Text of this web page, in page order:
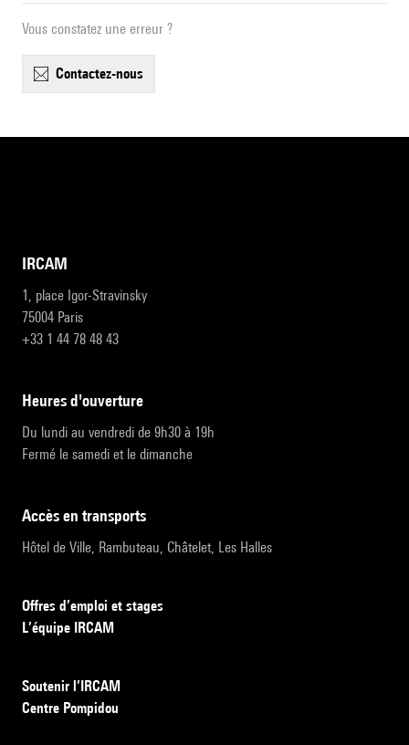
Vous constatez une erreur ?
contactez-nous
IRCAM
1, place Igor-Stravinsky
75004 Paris
+33 1 44 78 48 43
heures d'ouverture
Du lundi au vendredi de 9h30 à 19h
Fermé le samedi et le dimanche
accès en transports
Hôtel de Ville, Rambuteau, Châtelet, Les Halles
Offres d’emploi et stages
L’équipe IRCAM
Soutenir l’IRCAM
Centre Pompidou